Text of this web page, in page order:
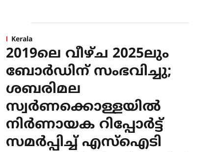
Kerala
2019ലെ വീഴ്ച 2025ലും
ബോര്‍ഡിന് സംഭവിച്ചു;
ശബരിമല
സ്വര്‍ണക്കൊള്ളയില്‍
നിർണായക റിപ്പോര്‍ട്ട്
സമര്‍പ്പിച്ച് എസ്‌ഐടി